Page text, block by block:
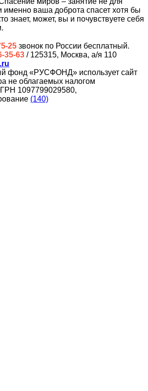
ваша доброта спасет хотя бы
знает, может, вы и почувствуете себя
25 звонок по России бесплатный.
35-63 / 125315, Москва, а/я 110
фонд «РУСФОНД» использует сайт
не облагаемых налогом
1097799029580,
(140)